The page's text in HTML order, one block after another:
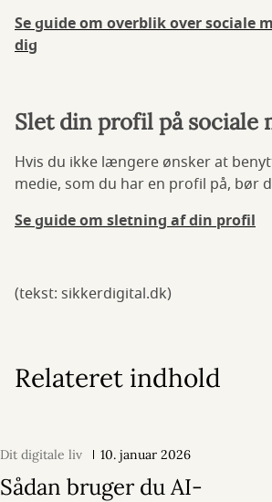
Se guide om overblik over sociale
dig
Slet din profil på sociale
Hvis du ikke længere ønsker at
medie, som du har en profil på, bør
Se guide om sletning af din profil
(tekst: sikkerdigital.dk)
Relateret indhold
Dit digitale liv 10. januar 2026
Sådan bruger du AI-